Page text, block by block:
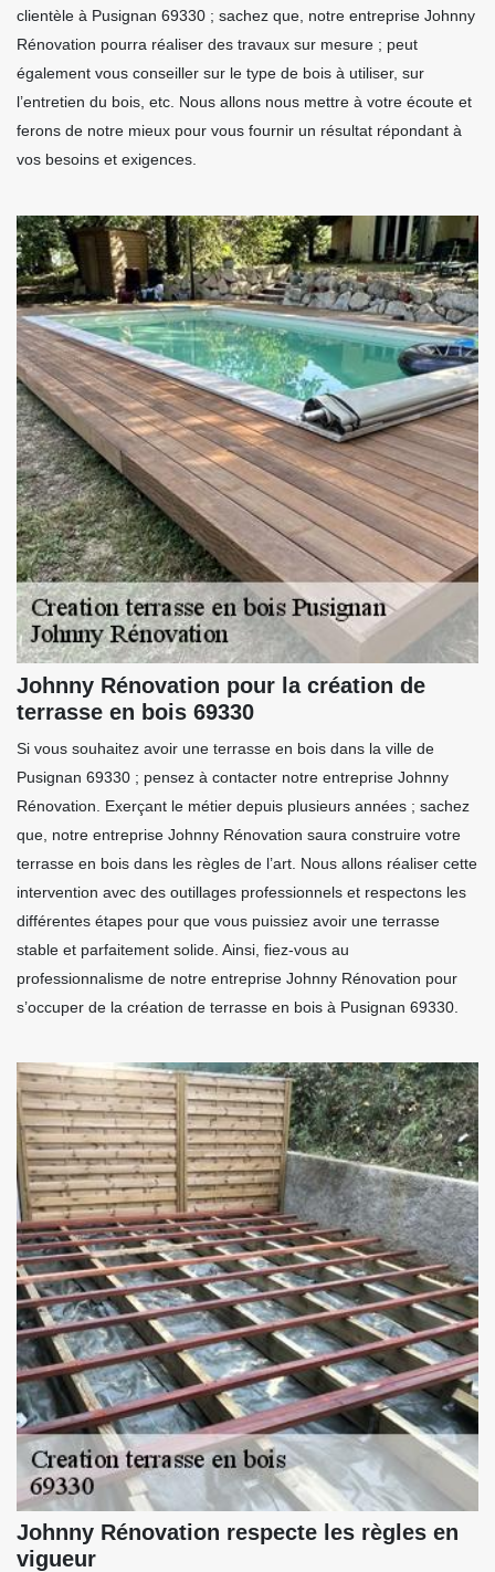
clientèle à Pusignan 69330 ; sachez que, notre entreprise Johnny
Rénovation pourra réaliser des travaux sur mesure ; peut
également vous conseiller sur le type de bois à utiliser, sur
l’entretien du bois, etc. Nous allons nous mettre à votre écoute et
ferons de notre mieux pour vous fournir un résultat répondant à
vos besoins et exigences.
Johnny Rénovation pour la création de
terrasse en bois 69330
Si vous souhaitez avoir une terrasse en bois dans la ville de
Pusignan 69330 ; pensez à contacter notre entreprise Johnny
Rénovation. Exerçant le métier depuis plusieurs années ; sachez
que, notre entreprise Johnny Rénovation saura construire votre
terrasse en bois dans les règles de l’art. Nous allons réaliser cette
intervention avec des outillages professionnels et respectons les
différentes étapes pour que vous puissiez avoir une terrasse
stable et parfaitement solide. Ainsi, fiez-vous au
professionnalisme de notre entreprise Johnny Rénovation pour
s’occuper de la création de terrasse en bois à Pusignan 69330.
Johnny Rénovation respecte les règles en
vigueur